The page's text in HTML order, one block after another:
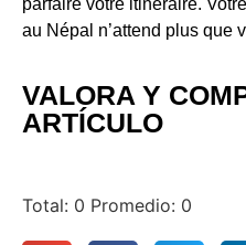
au Népal n’attend plus que
VALORA Y
ARTÍCULO
Total: 0 Promedio: 0